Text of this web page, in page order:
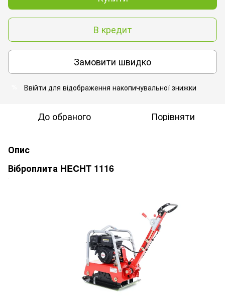
В кредит
Замовити швидко
Ввійти для відображення накопичувальної знижки
До обраного Порівняти
Опис
Віброплита HECHT 1116